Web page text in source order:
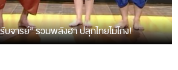
บจารย์” รวมพลังฮา ปลุกไทยไม่โกง!